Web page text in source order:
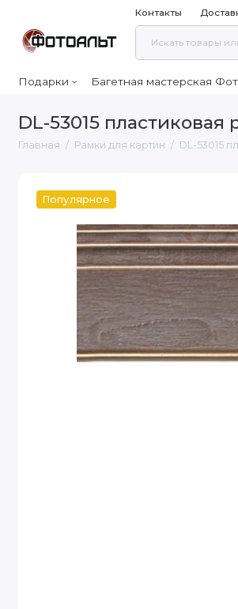
Контакты
Подарки Багетная мастерская
DL-53015 пластиковая
Главная Рамки для картин DL-53015
Популярное